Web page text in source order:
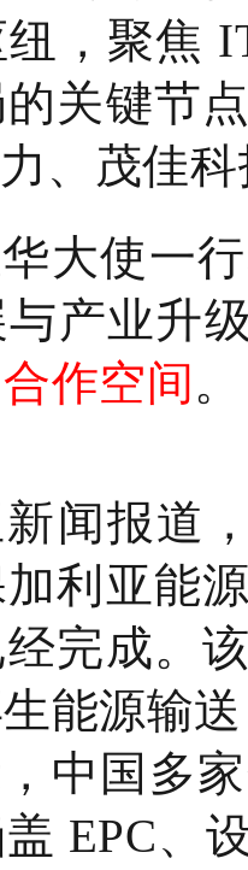
，聚焦
关键节
、茂佳
大使一
产业升
作空间。
闻报道
利亚能源
完成。
能源输
中国多
EPC、